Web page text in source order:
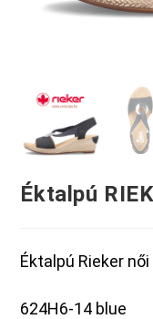
Éktalpú
Éktalpú Rieker
624H6-14 blue